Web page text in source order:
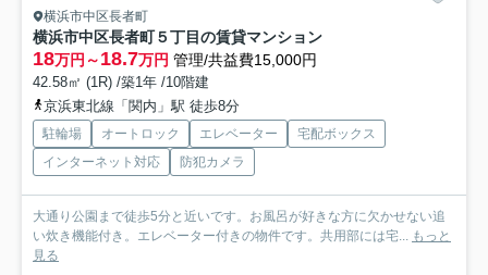
横浜市中区長者町
横浜市中区長者町５丁目の賃貸マンション
18万円～18.7万円 管理/共益費15,000円
42.58㎡ (1R) /築1年 /10階建
京浜東北線「関内」駅 徒歩8分
駐輪場 オートロック エレベーター
宅配ボックス
インターネット対応
防犯カメラ
大通り公園まで徒歩5分と近いです。お風呂が好きな方に欠かせない追
い炊き機能付き。エレベーター付きの物件です。共用部には宅... もっと
見る